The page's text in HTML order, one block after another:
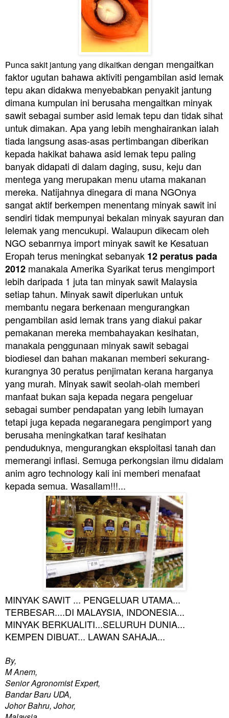
Punca sakit jantung yang dikaitkan dengan mengaitkan
faktor ugutan bahawa aktiviti pengambilan asid lemak
tepu akan didakwa menyebabkan penyakit jantung
dimana kumpulan ini berusaha mengaitkan minyak
sawit sebagai sumber asid lemak tepu dan tidak sihat
untuk dimakan. Apa yang lebih menghairankan ialah
tiada langsung asas-asas pertimbangan diberikan
kepada hakikat bahawa asid lemak tepu paling
banyak didapati di dalam daging, susu, keju dan
mentega yang merupakan menu utama makanan
mereka. Natijahnya dinegara di mana NGOnya
sangat aktif berkempen menentang minyak sawit ini
sendiri tidak mempunyai bekalan minyak sayuran dan
lelemak yang mencukupi. Walaupun dikecam oleh
NGO sebanrnya import minyak sawit ke Kesatuan
Eropah terus meningkat sebanyak 12 peratus pada
2012 manakala Amerika Syarikat terus mengimport
lebih daripada 1 juta tan minyak sawit Malaysia
setiap tahun. Minyak sawit diperlukan untuk
membantu negara berkenaan mengurangkan
pengambilan asid lemak trans yang diakui pakar
pemakanan mereka membahayakan kesihatan,
manakala penggunaan minyak sawit sebagai
biodiesel dan bahan makanan memberi sekurang-
kurangnya 30 peratus penjimatan kerana harganya
yang murah. Minyak sawit seolah-olah memberi
manfaat bukan saja kepada negara pengeluar
sebagai sumber pendapatan yang lebih lumayan
tetapi juga kepada negaranegara pengimport yang
berusaha meningkatkan taraf kesihatan
penduduknya, mengurangkan eksploitasi tanah dan
memerangi inflasi. Semuga perkongsian ilmu didalam
anim agro technology kali ini memberi menafaat
kepada semua. Wasallam!!!...
MINYAK SAWIT ... PENGELUAR UTAMA...
TERBESAR....DI MALAYSIA, INDONESIA...
MINYAK BERKUALITI...SELURUH DUNIA...
KEMPEN DIBUAT... LAWAN SAHAJA...
By,
M Anem,
Senior Agronomist Expert,
Bandar Baru UDA,
Johor Bahru, Johor,